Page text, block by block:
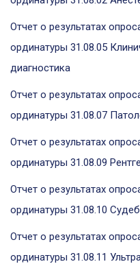
Отчет о результатах
ординатуры 31.08.05
диагностика
Отчет о результатах
ординатуры 31.08.07
Отчет о результатах
ординатуры 31.08.09
Отчет о результатах
ординатуры 31.08.10
Отчет о результатах
ординатуры 31.08.11